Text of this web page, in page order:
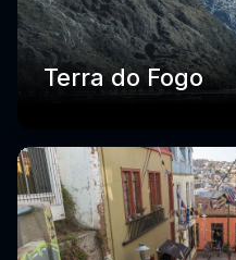
Terra do Fogo